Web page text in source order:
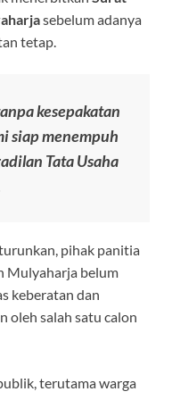
sebelum adanya
tetap.
kesepakatan
siap menempuh
Tata Usaha
pihak panitia
Mulyaharja belum
keberatan dan
oleh salah satu calon
terutama warga